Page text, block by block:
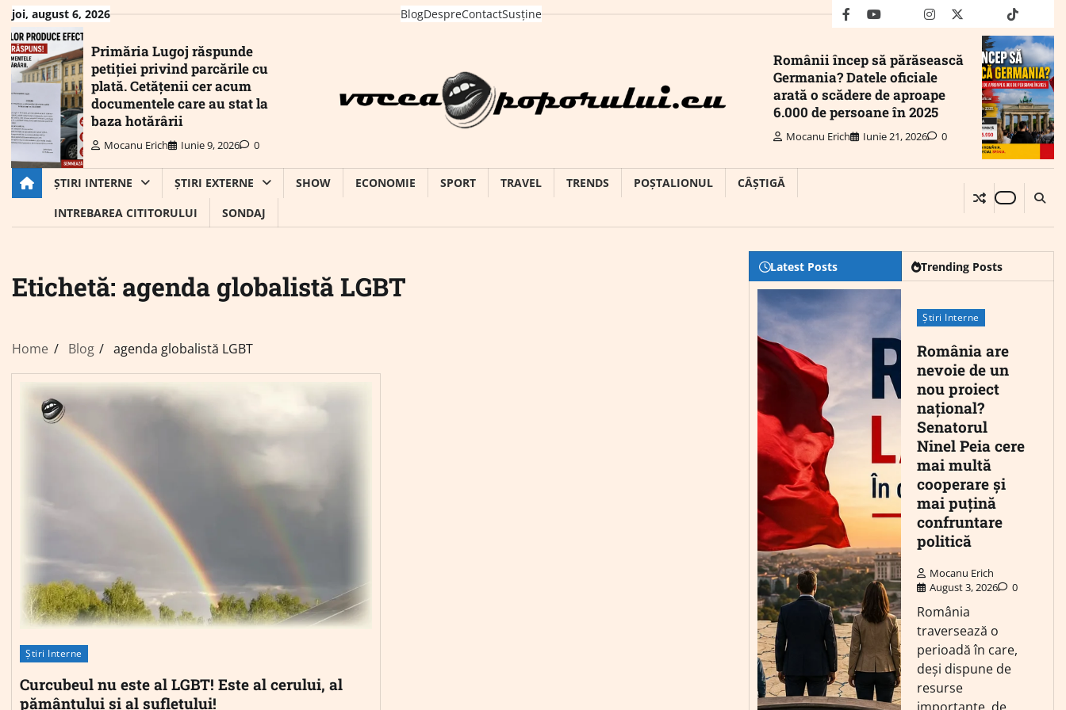
Skip
content
joi, august 6, 2026 BlogDespreContactSusține facebookyoutubeMailinstagram
twitter truthtiktok
Primăria Lugoj răspunde
petiției privind parcările cu
plată. Cetățenii cer acum
documentele care au stat la
baza hotărârii
Mocanu Erich Iunie 9, 2026 0
Românii încep să părăsească
Germania? Datele oficiale
arată o scădere de aproape
6.000 de persoane în 2025
Mocanu Erich Iunie 21, 2026 0
ȘTIRI INTERNE ȘTIRI EXTERNE SHOW ECONOMIE SPORT TRAVEL TRENDS POȘTALIONUL
CÂȘTIGĂ
INTREBAREA CITITORULUI
SONDAJ
Etichetă: agenda globalistă LGBT
Home Blog agenda globalistă LGBT
Știri Interne
Curcubeul nu este al LGBT! Este al cerului, al
pământului și al sufletului!
Latest Posts Trending Posts
Știri Interne
România are
nevoie de un
nou proiect
național?
Senatorul
Ninel Peia cere
mai multă
cooperare și
mai puțină
confruntare
politică
Mocanu Erich
August 3, 2026
0
România
traversează o
perioadă în care,
deși dispune de
resurse